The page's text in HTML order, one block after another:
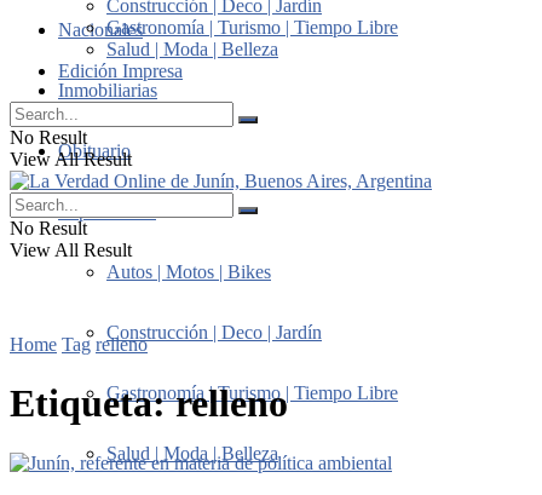
Nacionales
Inmobiliarias
Obituario
Suplementos
Autos | Motos | Bikes
Construcción | Deco | Jardín
Gastronomía | Turismo | Tiempo Libre
Salud | Moda | Belleza
Construcción | Deco | Jardín
Gastronomía | Turismo | Tiempo Libre
Salud | Moda | Belleza
Edición Impresa
No Result
View All Result
No Result
View All Result
Home Tag relleno
Etiqueta:relleno